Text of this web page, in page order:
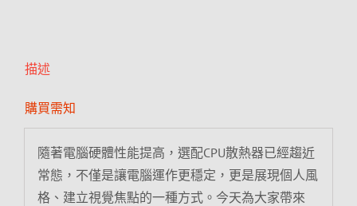
描述
購買需知
隨著電腦硬體性能提高，選配CPU散熱器已經趨近
常態，不僅是讓電腦運作更穩定，更是展現個人風
格、建立視覺焦點的一種方式。今天為大家帶來